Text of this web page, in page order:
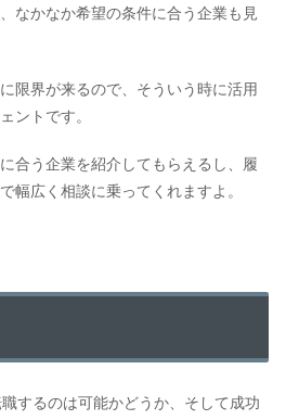
なかなか希望の条件に合う企業も見
限界が来るので、そういう時に活用
ントです。
合う企業を紹介してもらえるし、履
幅広く相談に乗ってくれますよ。
するのは可能かどうか、そして成功